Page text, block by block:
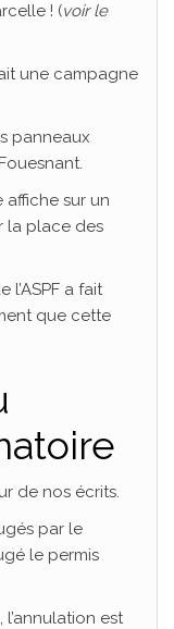
! (voir le
une campagne
panneaux
affiche sur un
la place des
a fait
que cette
de nos écrits.
par le
le permis
est